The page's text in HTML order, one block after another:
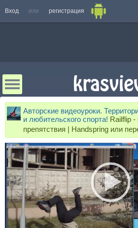
Вход или регистрация
Авторские видеоуроки.
и любительского спорта! Railflip -
препятствия | Handspring или